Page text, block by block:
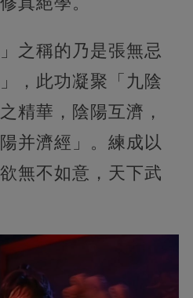
之稱的乃是張無忌
，此功凝聚「九陰
精華，陰陽互濟，
并濟經」。練成以
無不如意，天下武